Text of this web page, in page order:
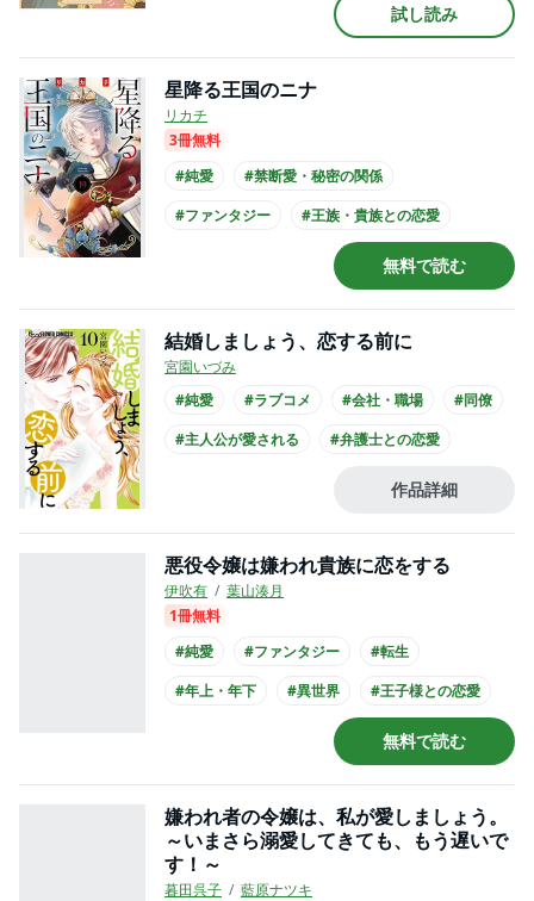
試し読み
星降る王国のニナ
リカチ
3冊無料
#純愛
#禁断愛・秘密の関係
#ファンタジー
#王族・貴族との恋愛
#クール男子
#長身男子 #黒髪男子
無料で読む
結婚しましょう、恋する前に
宮園いづみ
#純愛
#ラブコメ #会社・職場
#同僚
#主人公が愛される
#弁護士との恋愛
#主人公が会社員 #スーツ
作品詳細
悪役令嬢は嫌われ貴族に恋をする
伊吹有
葉山湊月
1冊無料
#純愛
#ファンタジー
#転生
#年上・年下
#異世界
#王子様との恋愛
#主人公が10代女性
無料で読む
嫌われ者の令嬢は、私が愛しましょう。
～いまさら溺愛してきても、もう遅いで
す！～
暮田呉子
藍原ナツキ